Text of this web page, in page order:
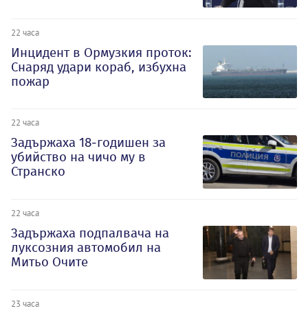
22 часа
Инцидент в Ормузкия проток:
Снаряд удари кораб, избухна
пожар
22 часа
Задържаха 18-годишен за
убийство на чичо му в
Странско
22 часа
Задържаха подпалвача на
луксозния автомобил на
Митьо Очите
23 часа